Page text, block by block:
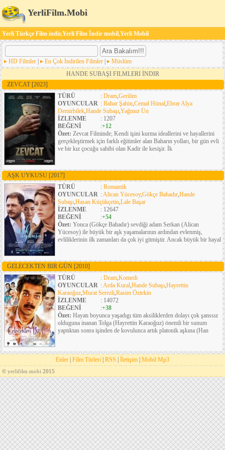
YerliFilm.Mobi
Yerli Türkçe Film indir,Yerli Film İndir mobil,Yerli Mobil
HD Filmler En Çok İndirilen Filmler
Müslüm
HANDE SUBAŞI FILMLERI İNDIR
ZEVCAT [2023]
TÜRÜ
: Dram,Gerilim
OYUNCULAR : Bahar Şahin,Cemal Hünal,Ebrar Alya
Demirbilek,Hande Subaşı,Yağmur Ün
İZLENME
: 1207
BEĞENİ
:+12
Özet: Zevcat Filminde; Kendi işini kurma ideallerini ve hayallerini
gerçekleştirmek için farklı eğitimler alan Baharın yolları, bir gün evli
ve bir kız çocuğu sahibi olan Kadir ile kesişir. İk
AŞK UYKUSU [2017]
TÜRÜ
: Romantik
OYUNCULAR :Alican Yücesoy,Gökçe Bahadır,Hande
Subaşı,Hasan Küçükçetin,Lale Başar
İZLENME
: 12647
BEĞENİ
:+54
Özet: Yonca (Gökçe Bahadır) sevdiği adam Serkan (Alican
Yücesoy) ile büyük bir aşk yaşamalarının ardından evlenmiş,
evliliklerinin ilk zamanları da çok iyi gitmiştir. Ancak büyük bir hayal
GELECEKTEN BIR GÜN [2010]
TÜRÜ
: Dram,Komedi
OYUNCULAR :Arda Kural,Hande Subaşı,Hayrettin
Karaoğuz,Murat Serezli,Rasim Öztekin
İZLENME
: 14072
BEĞENİ
:+38
Özet: Hayatı boyunca yaşadıgı tüm aksiliklerden dolayı çok şanssız
olduguna inanan Tolga (Hayrettin Karaoğuz) önemli bir sunum
yaptıktan sonra işinden de kovulunca artık platonik aşkına (Han
Enler Film Türleri RSS İletişim Mobil Mp3
© yerlifilm.mobi 2015